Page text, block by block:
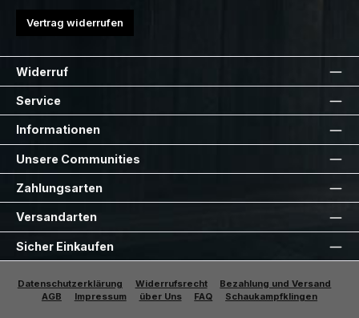
Vertrag widerrufen
Widerruf
Service
Informationen
Unsere Communities
Zahlungsarten
Versandarten
Sicher Einkaufen
Datenschutzerklärung Widerrufsrecht
Bezahlung und Versand
AGB
Impressum über Uns FAQ Schaukampfklingen